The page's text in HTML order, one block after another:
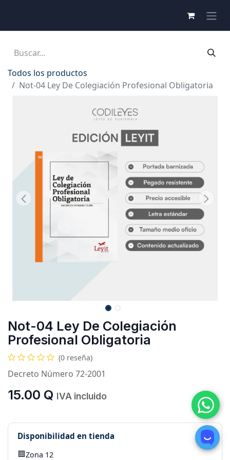
Todos los productos
Not-04 Ley De Colegiación Profesional Obligatoria
Not-04 Ley De Colegiación
Profesional Obligatoria
(0 reseña)
Decreto Número 72-2001
15.00 Q IVA incluido
Disponibilidad en tienda
🟦Zona 12